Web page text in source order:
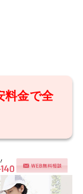
料金で全